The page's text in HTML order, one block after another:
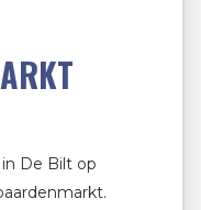
De Bilt op